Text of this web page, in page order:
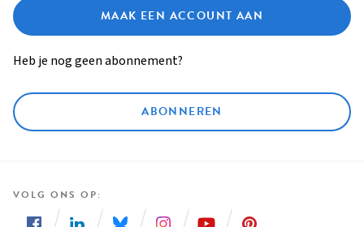
MAAK EEN ACCOUNT AAN
Heb je nog geen abonnement?
ABONNEREN
VOLG ONS OP